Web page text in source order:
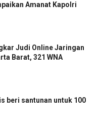
Amanat Kapolri
Judi Online Jaringan
Barat, 321 WNA
beri santunan untuk 100